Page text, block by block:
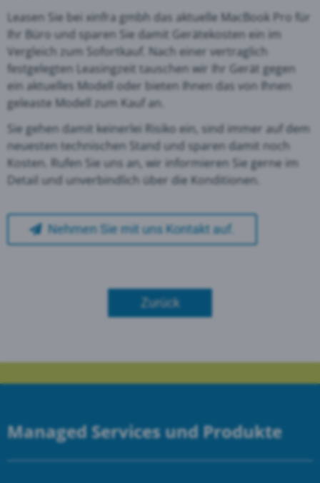
Leasen Sie bei xinfra gmbh das aktuelle MacBook Pro für
Ihr Büro und sparen Sie damit Gerätekosten ein im
Vergleich zum Sofortkauf. Nach einer vertraglich
festgelegten Leasingzeit tauschen wir Ihr Gerät gegen
ein aktuelles Modell oder bieten Ihnen das von Ihnen
geleaste Modell zum Kauf an.
Sie gehen damit keinerlei Risiko ein, sind immer auf dem
neuesten technischen Stand und sparen damit noch
Kosten. Rufen Sie uns an, wir informieren Sie gerne im
Detail und unverbindlich über die Konditionen.
Nehmen Sie mit uns Kontakt auf.
Zurück
Managed Services und Produkte